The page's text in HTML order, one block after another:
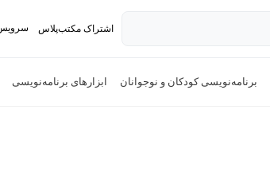
اشتراک مکتب‌پلاس
برنامه‌نویسی کودکان و نوجوانان ابزارهای برنامه‌نویسی